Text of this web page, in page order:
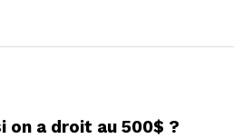
on a droit au 500$ ?